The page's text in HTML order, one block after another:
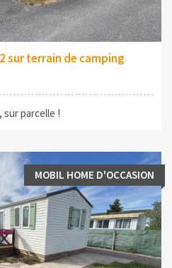
sur terrain de camping
sur parcelle !
MOBIL HOME D'OCCASION